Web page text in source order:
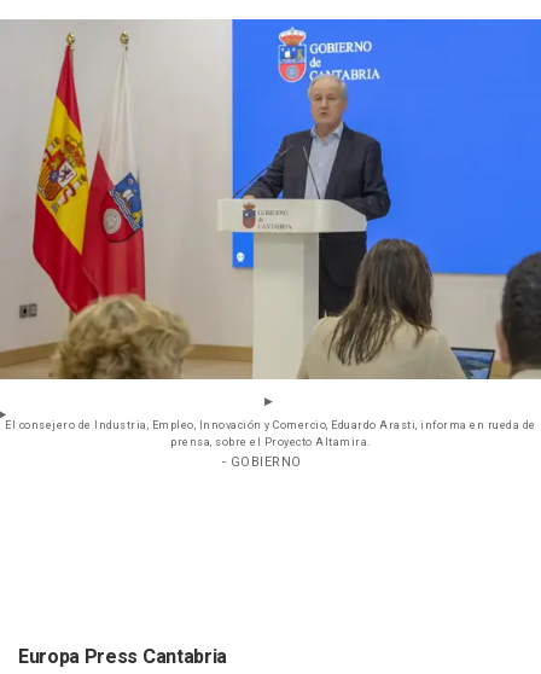
El consejero de Industria, Empleo, Innovación y Comercio, Eduardo Arasti, informa en rueda de
prensa, sobre el Proyecto Altamira.
- GOBIERNO
Europa Press Cantabria